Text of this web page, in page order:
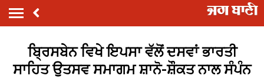
ਬ੍ਰਿਸਬੇਨ ਵਿਖੇ ਇਪਸਾ ਵੱਲੋਂ ਦਸਵਾਂ ਭਾਰਤੀ
ਸਾਹਿਤ ਉਤਸਵ ਸਮਾਗਮ ਸ਼ਾਨੋ-ਸ਼ੌਕਤ ਨਾਲ ਸੰਪੰਨ